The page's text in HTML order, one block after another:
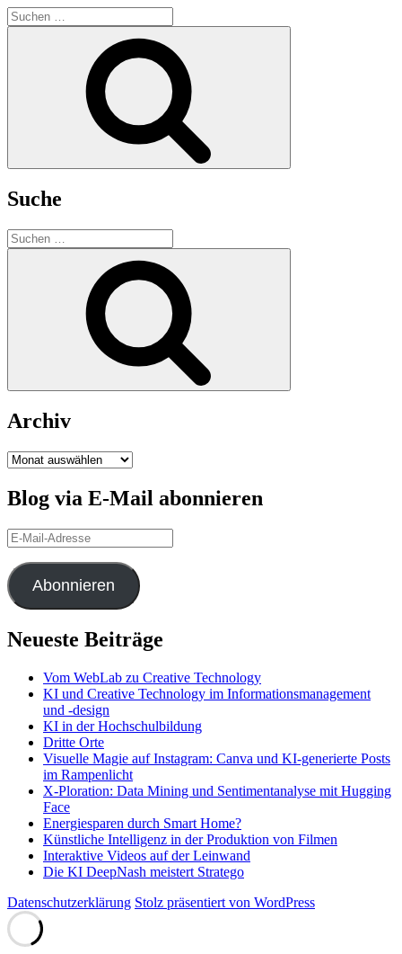
Suchen
nach:
Suche
Suchen
nach:
Archiv
Archiv
Blog via E-Mail abonnieren
E-
Mail-
Adresse
Abonnieren
Neueste Beiträge
Vom WebLab zu Creative Technology
KI und Creative Technology im Informationsmanagement
und -design
KI in der Hochschulbildung
Dritte Orte
Visuelle Magie auf Instagram: Canva und KI-generierte Posts
im Rampenlicht
X-Ploration: Data Mining und Sentimentanalyse mit Hugging
Face
Energiesparen durch Smart Home?
Künstliche Intelligenz in der Produktion von Filmen
Interaktive Videos auf der Leinwand
Die KI DeepNash meistert Stratego
Datenschutzerklärung Stolz präsentiert von WordPress